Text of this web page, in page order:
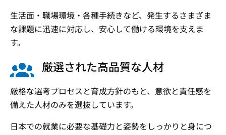
生活面・職場環境・各種手続きなど、発生するさまざま
な課題に迅速に対応し、安心して働ける環境を支えま
す。
厳選された高品質な人材
厳格な選考プロセスと育成方針のもと、意欲と責任感を
備えた人材のみを選抜しています。
日本での就業に必要な基礎力と姿勢をしっかりと身につ